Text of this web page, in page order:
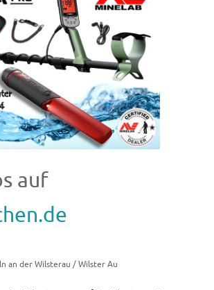
auf
an der Wilsterau / Wilster Au